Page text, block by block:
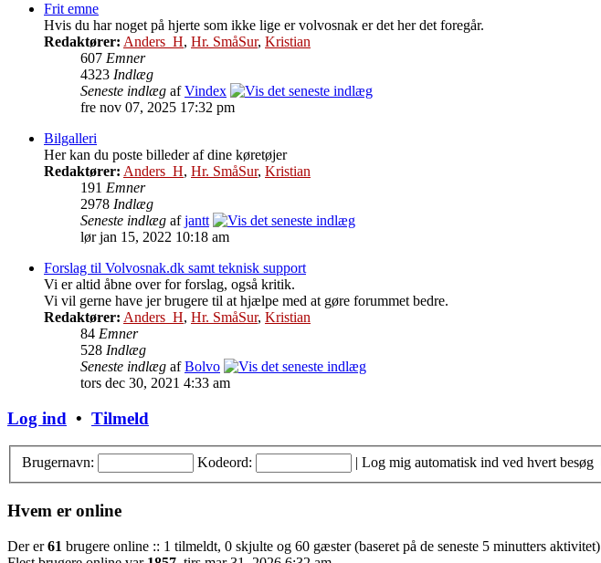
Frit emne
Hvis du har noget på hjerte som ikke lige er volvosnak er det her det foregår.
Redaktører: Anders_H, Hr. SmåSur, Kristian
607 Emner
4323 Indlæg
Seneste indlæg afVindex
fre nov 07, 2025 17:32 pm
Bilgalleri
Her kan du poste billeder af dine køretøjer
Redaktører: Anders_H, Hr. SmåSur, Kristian
191 Emner
2978 Indlæg
Seneste indlæg afjantt
lør jan 15, 2022 10:18 am
Forslag til Volvosnak.dk samt teknisk support
Vi er altid åbne over for forslag, også kritik.
Vi vil gerne have jer brugere til at hjælpe med at gøre forummet bedre.
Redaktører: Anders_H, Hr. SmåSur, Kristian
84 Emner
528 Indlæg
Seneste indlæg afBolvo
tors dec 30, 2021 4:33 am
Log ind • Tilmeld
Brugernavn: Kodeord: | Log mig automatisk ind ved hvert besøg
Hvem er online
Der er61 brugere online :: 1 tilmeldt, 0 skjulte og 60 gæster (baseret på de seneste 5 minutters aktivitet)